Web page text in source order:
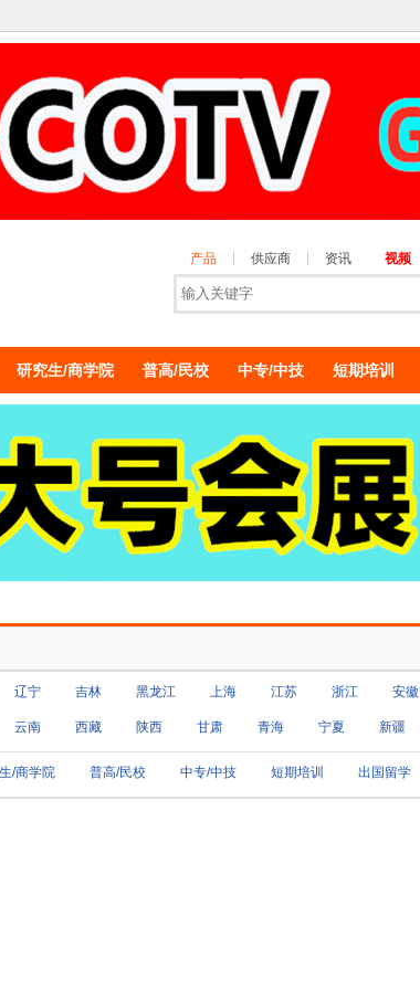
产品 供应商 资讯 视频
研究生/商学院 普高/民校 中专/中技 短期培训
辽宁 吉林 黑龙江 上海 江苏 浙江 安徽
云南 西藏 陕西 甘肃 青海 宁夏 新疆
/商学院 普高/民校 中专/中技 短期培训 出国留学